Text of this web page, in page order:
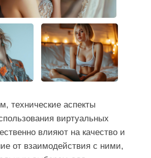
технические аспекты
виртуальных
влияют на качество и
от взаимодействия с ними,